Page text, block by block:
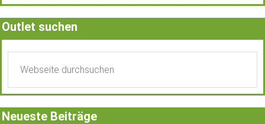
Outlet suchen
Neueste Beiträge